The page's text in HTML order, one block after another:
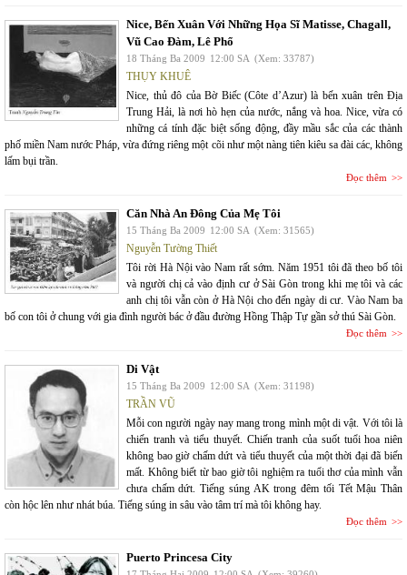
Nice, Bến Xuân Với Những Họa Sĩ Matisse, Chagall,
Vũ Cao Đàm, Lê Phổ
18 Tháng Ba 2009 12:00 SA (Xem: 33787)
THỤY KHUÊ
Nice, thủ đô của Bờ Biếc (Côte d’Azur) là bến xuân trên Địa
Trung Hải, là nơi hò hẹn của nước, nắng và hoa. Nice, vừa có
những cá tính đặc biệt sống động, đầy mầu sắc của các thành
phố miền Nam nước Pháp, vừa đứng riêng một cõi như một nàng tiên kiêu sa đài các, không
lấm bụi trần.
Đọc thêm
Căn Nhà An Đông Của Mẹ Tôi
15 Tháng Ba 2009 12:00 SA (Xem: 31565)
Nguyễn Tường Thiết
Tôi rời Hà Nội vào Nam rất sớm. Năm 1951 tôi đã theo bố tôi
và người chị cả vào định cư ở Sài Gòn trong khi mẹ tôi và các
anh chị tôi vẫn còn ở Hà Nội cho đến ngày di cư. Vào Nam ba
bố con tôi ở chung với gia đình người bác ở đầu đường Hồng Thập Tự gần sở thú Sài Gòn.
Đọc thêm
Di Vật
15 Tháng Ba 2009 12:00 SA (Xem: 31198)
TRẦN VŨ
Mỗi con người ngày nay mang trong mình một di vật. Với tôi là
chiến tranh và tiểu thuyết. Chiến tranh của suốt tuổi hoa niên
không bao giờ chấm dứt và tiểu thuyết của một thời đại đã biến
mất. Không biết từ bao giờ tôi nghiệm ra tuổi thơ của mình vẫn
chưa chấm dứt. Tiếng súng AK trong đêm tối Tết Mậu Thân
còn hộc lên như nhát búa. Tiếng súng in sâu vào tâm trí mà tôi không hay.
Đọc thêm
Puerto Princesa City